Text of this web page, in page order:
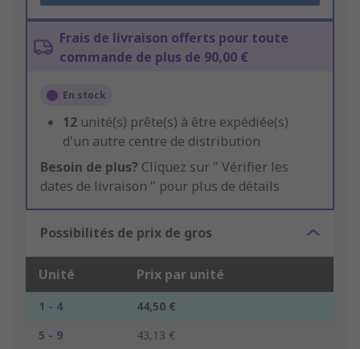
Frais de livraison offerts pour toute
commande de plus de 90,00 €
En stock
12 unité(s) prête(s) à être expédiée(s)
d'un autre centre de distribution
Besoin de plus? Cliquez sur " Vérifier les
dates de livraison " pour plus de détails
Possibilités de prix de gros
Unité Prix par unité
1 - 4
44,50 €
5 - 9
43,13 €